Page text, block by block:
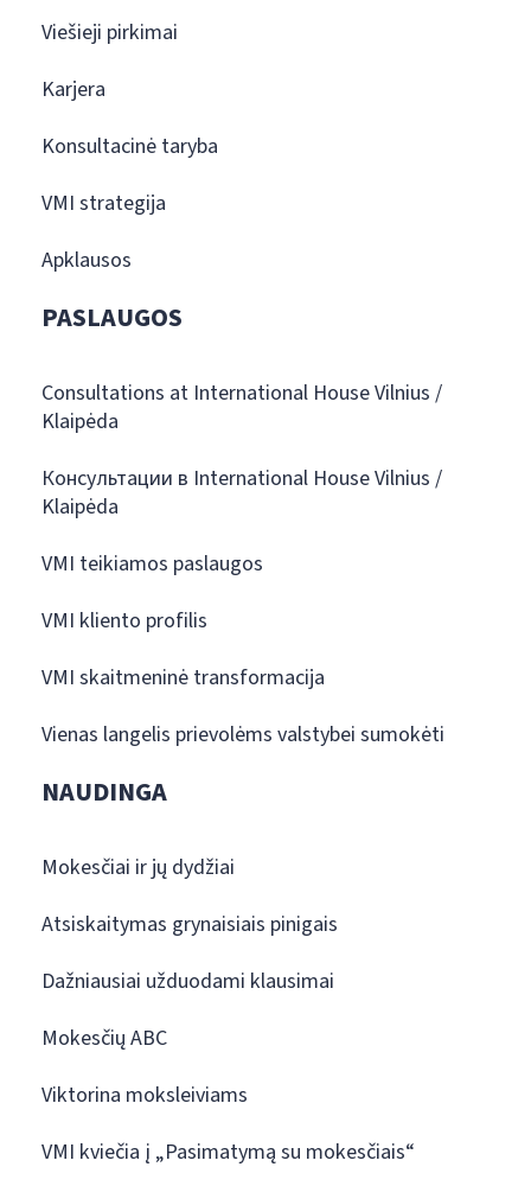
Viešieji pirkimai
Karjera
Konsultacinė taryba
VMI strategija
Apklausos
PASLAUGOS
Consultations at International House Vilnius /
Klaipėda
Консультации в International House Vilnius /
Klaipėda
VMI teikiamos paslaugos
VMI kliento profilis
VMI skaitmeninė transformacija
Vienas langelis prievolėms valstybei sumokėti
NAUDINGA
Mokesčiai ir jų dydžiai
Atsiskaitymas grynaisiais pinigais
Dažniausiai užduodami klausimai
Mokesčių ABC
Viktorina moksleiviams
VMI kviečia į „Pasimatymą su mokesčiais“